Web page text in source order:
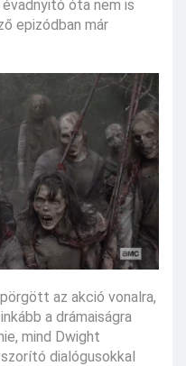
óta nem is
epizódban már
az akció vonalra,
a drámaiságra
mind Dwight
dialógusokkal